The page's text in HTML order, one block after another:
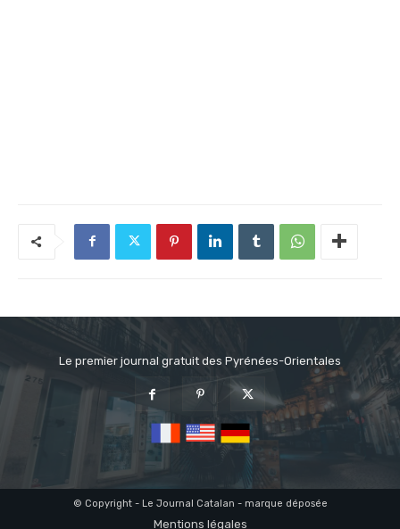
Le premier journal gratuit des Pyrénées-Orientales
© Copyright - Le Journal Catalan - marque déposée
Mentions légales